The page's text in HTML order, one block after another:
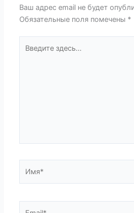
Ваш адрес email не будет
Обязательные поля помечены *
здесь...